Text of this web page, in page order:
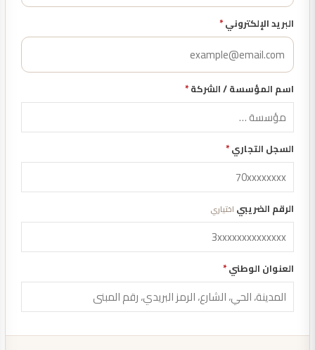
البريد الإلكتروني*
اسم المؤسسة / الشركة*
السجل التجاري*
الرقم الضريبي اختياري
العنوان الوطني*